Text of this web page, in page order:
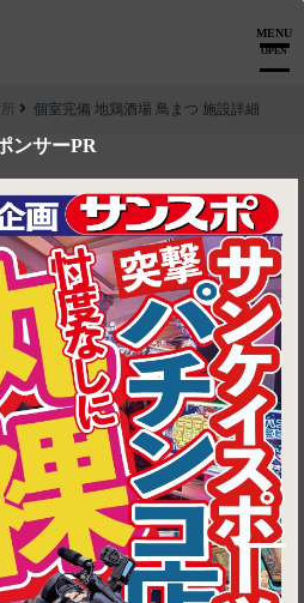
MENU
OPEN
ンサーPR
1
個室完備 地鶏酒場 鳥まつ 施設詳細
備 地鶏酒場 鳥まつ